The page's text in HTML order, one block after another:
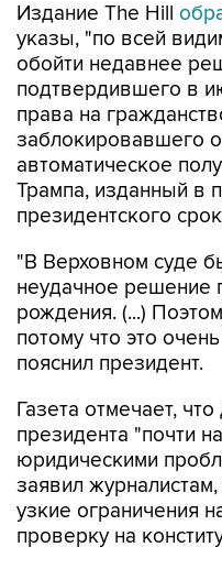
Издание The Hill
указы, "по всей
обойти недавнее
подтвердившего в
права на
заблокировавшего
автоматическое
Трампа, изданный в
президентского
"В Верховном суде
неудачное решение
рождения. (...)
потому что это
пояснил президент.
Газета отмечает,
президента "почти
юридическими
заявил
узкие ограничения
проверку на